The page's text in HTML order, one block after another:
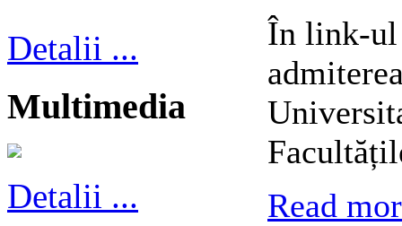
În link-ul
Read
Detalii ...
Multimedia
Detalii ...